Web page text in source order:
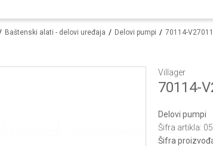
Baštenski alati - delovi uređaja Delovi pumpi 70114-
Villager
70114-
Delovi pumpi
Šifra artikla:
Šifra